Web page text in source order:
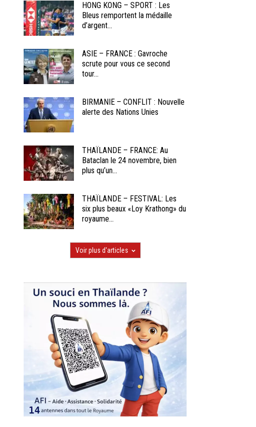
HONG KONG – SPORT : Les
Bleus remportent la médaille
d’argent...
ASIE – FRANCE : Gavroche
scrute pour vous ce second
tour...
BIRMANIE – CONFLIT : Nouvelle
alerte des Nations Unies
THAÏLANDE – FRANCE: Au
Bataclan le 24 novembre, bien
plus qu’un...
THAÏLANDE – FESTIVAL: Les
six plus beaux «Loy Krathong» du
royaume...
Voir plus d'articles